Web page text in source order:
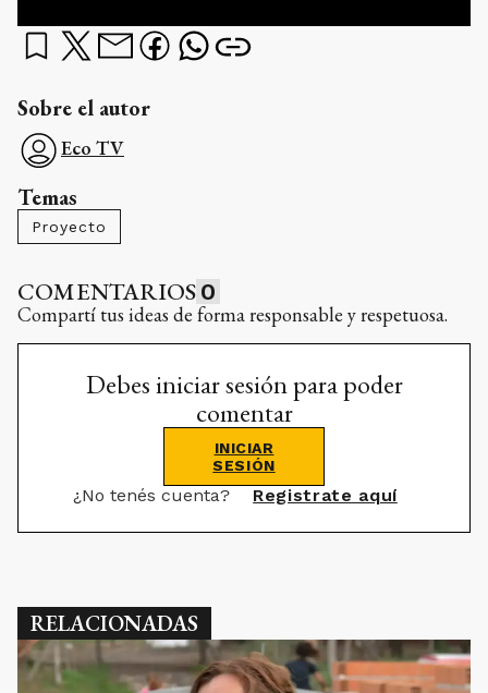
Sobre el autor
Eco TV
Temas
Proyecto
COMENTARIOS 0
Compartí tus ideas de forma responsable y respetuosa.
Debes iniciar sesión para poder
comentar
INICIAR
SESIÓN
¿No tenés cuenta? Registrate aquí
RELACIONADAS